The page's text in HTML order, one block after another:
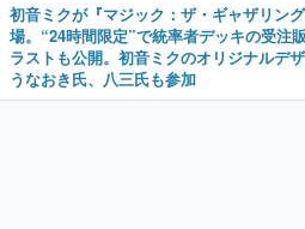
初音ミクが『マジック：ザ・ギャザリン
場。“24時間限定”で統率者デッキの受注
ラストも公開。初音ミクのオリジナルデ
うなおき氏、八三氏も参加